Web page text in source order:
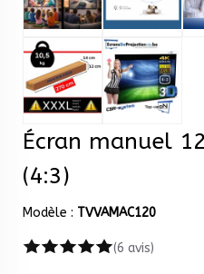
Écran manuel
(4:3)
Modèle : TVVAMAC120
(6 avis)